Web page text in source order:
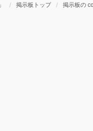
掲示板トップ 掲示板の